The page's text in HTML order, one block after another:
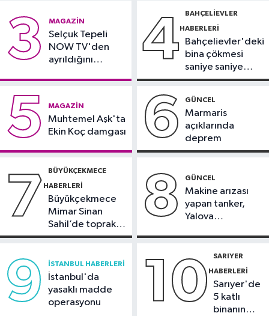
17:46
orman yangını söndürüldü
balkonu yıkıldı
3 MAGAZIN
Selçuk Tepeli
NOW TV'den
ayrıldığını
4 BAHÇELIEVLER
HABERLERI
Bahçelievler'deki
bina çökmesi
saniye saniye
görüntülendi
5 MAGAZIN
Muhtemel Aşk'ta
Ekin Koç damgası
6 GÜNCEL
Marmaris
açıklarında
deprem
7 BÜYÜKÇEKMECE
HABERLERI
Büyükçekmece
Mimar Sinan
Sahil’de toprak
kayması
8 GÜNCEL
Makine arızası
yapan tanker,
Yalova
9 İSTANBUL HABERLERI
İstanbul'da
yasaklı madde
operasyonu
10 SARIYER
HABERLERI
Sarıyer'de
5 katlı
binanın